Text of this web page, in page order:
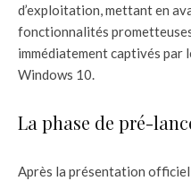
d’exploitation, mettant en
fonctionnalités
immédiatement captivés
Windows 10.
La phase de pré-
Après la présentation